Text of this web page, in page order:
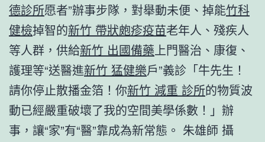
德診所愿者”辦事步隊，對舉動未便、掉能竹科
健檢掉智的新竹 帶狀皰疹疫苗老年人、殘疾人
等人群，供給新竹 出國備藥 上門醫治、康復、
護理等“送醫進新竹 猛健樂戶”義診「牛先生！
請你停止散播金箔！你新竹 減重 診所的物質波
動已經嚴重破壞了我的空間美學係數！」辦
事，讓“家”有“醫”靠成為新常態。 朱雄師 攝